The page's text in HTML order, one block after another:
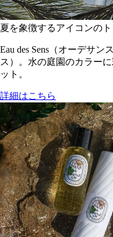
夏を象徴するアイコンの
Eau des Sens（オーデサン
ス）。水の庭園のカラー
ット。
詳細はこちら